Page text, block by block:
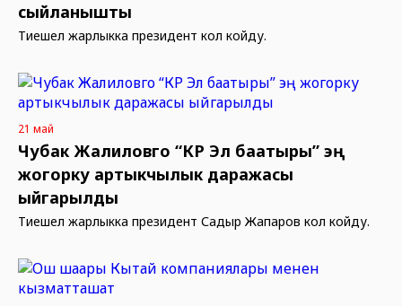
сыйланышты
Тиешелүү жарлыкка президент кол койду.
21 май
Чубак Жалиловго “КР Эл баатыры” эң
жогорку артыкчылык даражасы
ыйгарылды
Тиешелүү жарлыкка президент Садыр Жапаров кол койду.